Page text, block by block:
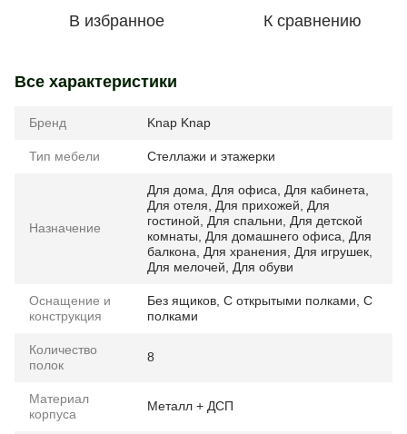
В избранное К сравнению
Все характеристики
Бренд Knap Knap
Тип мебели Стеллажи и этажерки
Назначение
Для дома Для офиса Для кабинета
Для отеля
Для прихожей
Для
гостиной
Для спальни
Для детской
комнаты
Для домашнего офиса
Для
балкона
Для хранения Для игрушек
Для мелочей
Для обуви
Оснащение и
конструкция
Без ящиков С открытыми полками С
полками
Количество
полок
8
Материал
корпуса
Металл + ДСП